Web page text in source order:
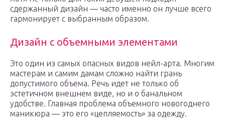
сдержанный дизайн — часто именно он лучше всего
гармонирует с выбранным образом.
Дизайн с объемными элементами
Это один из самых опасных видов нейл-арта. Многим
мастерам и самим дамам сложно найти грань
допустимого объема. Речь идет не только об
эстетичном внешнем виде, но и о банальном
удобстве. Главная проблема объемного новогоднего
маникюра — это его «цепляемость» за одежду.